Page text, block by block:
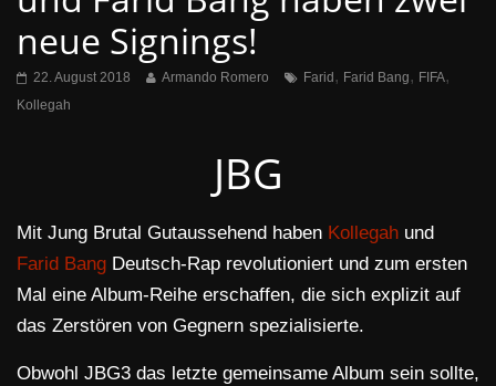
neue Signings!
22. August 2018 Armando Romero Farid , Farid Bang, FIFA,
Kollegah
JBG
Mit Jung Brutal Gutaussehend haben Kollegah und
Farid Bang Deutsch-Rap revolutioniert und zum ersten
Mal eine Album-Reihe erschaffen, die sich explizit auf
das Zerstören von Gegnern spezialisierte.
Obwohl JBG3 das letzte gemeinsame Album sein sollte,